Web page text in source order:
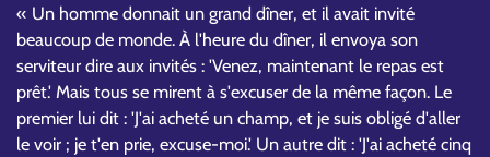
« Un homme donnait un grand dîner, et il avait invité
beaucoup de monde. À l'heure du dîner, il envoya son
serviteur dire aux invités : 'Venez, maintenant le repas est
prêt.' Mais tous se mirent à s'excuser de la même façon. Le
premier lui dit : 'J'ai acheté un champ, et je suis obligé d'aller
le voir ; je t'en prie, excuse-moi.' Un autre dit : 'J'ai acheté cinq